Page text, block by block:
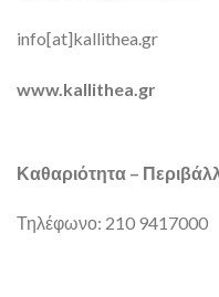
info[at]kallithea.gr
www.kallithea.gr
Καθαριότητα –
Τηλέφωνο: 210 9417000